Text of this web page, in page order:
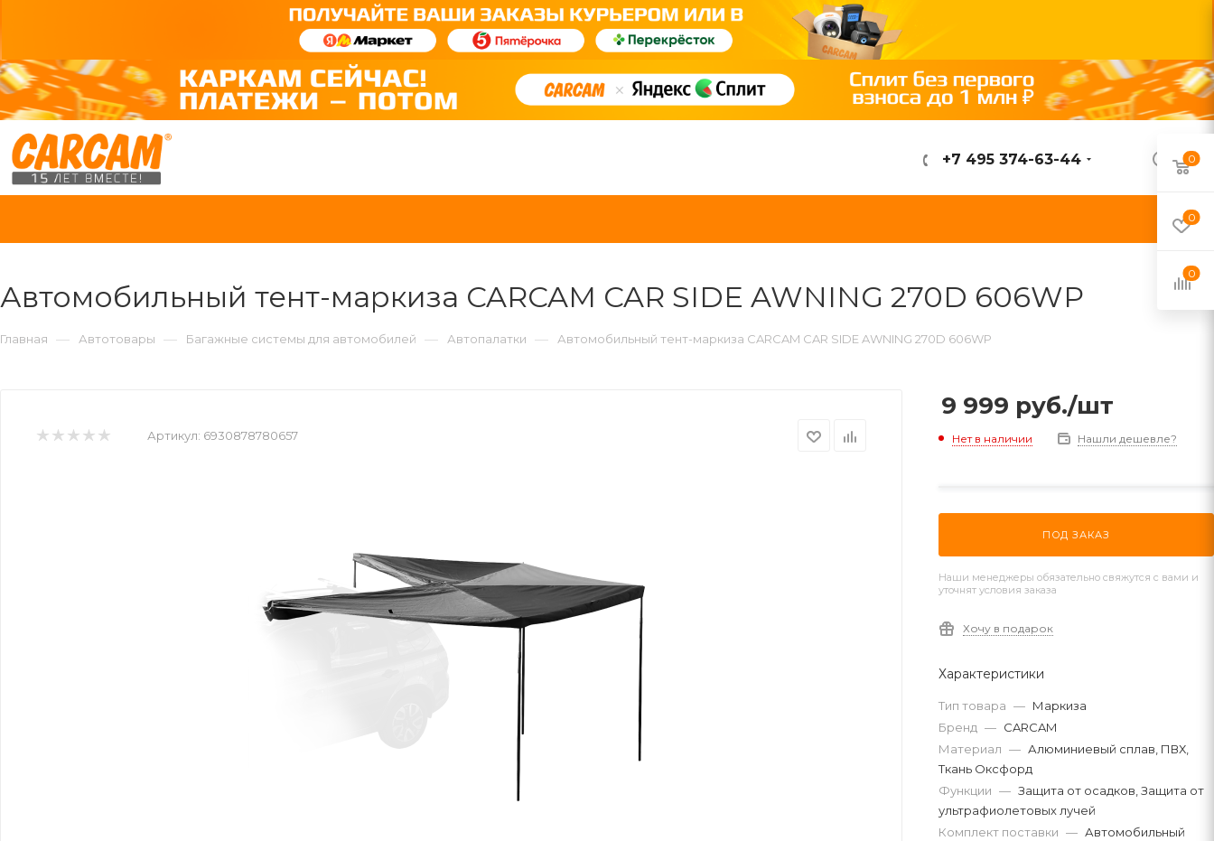
ВОЙТИ
+7 495 374-63-44
Автомобильный тент-маркиза CARCAM CAR SIDE AWNING 270D 606WP
Главная — Автотовары — Багажные системы для автомобилей — Автопалатки — Автомобильный тент-маркиза CARCAM CAR SIDE AWNING 270D 606WP
Артикул: 6930878780657
9 999 руб./шт
Нет в наличии Нашли дешевле?
ПОД ЗАКАЗ
Наши менеджеры обязательно свяжутся с вами и
уточнят условия заказа
Хочу в подарок
Характеристики
Тип товара — Маркиза
Бренд — CARCAM
Материал — Алюминиевый сплав, ПВХ,
Ткань Оксфорд
Функции — Защита от осадков, Защита от
ультрафиолетовых лучей
Комплект поставки — Автомобильный
0
0
0